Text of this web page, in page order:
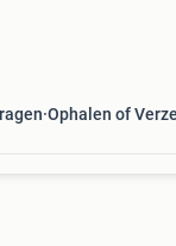
Ophalen of